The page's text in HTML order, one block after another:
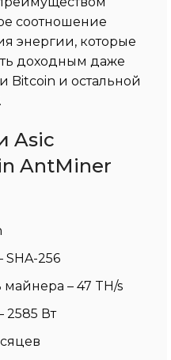
соотношение
энергии, которые
доходным даже
Bitcoin и остальной
Asic
AntMiner
256
– 47 TH/s
2585 Вт